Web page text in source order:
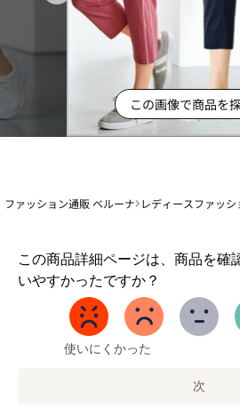
この画像で商品を
ファッション通販 ベルーナ レディースファッシ
この商品詳細ページは、商品を確
いやすかったですか？
1
か
使いにくかった
次